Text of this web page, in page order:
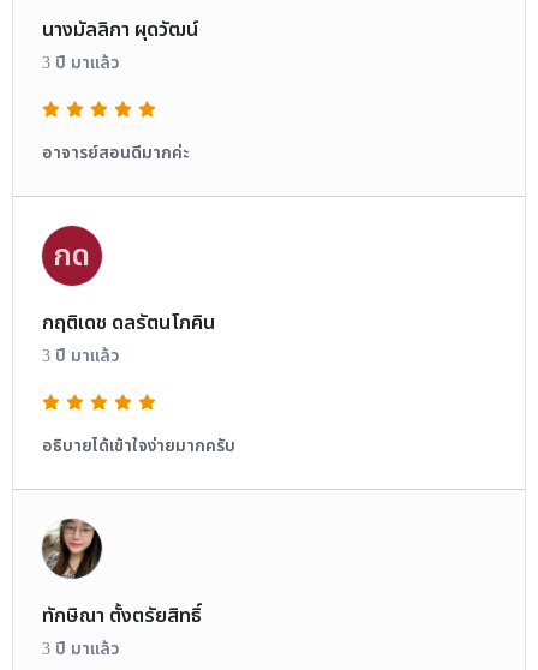
นางมัลลิกา ผุดวัฒน์
3 ปี มาแล้ว
อาจารย์สอนดีมากค่ะ
กด
กฤติเดช ดลรัตนโภคิน
3 ปี มาแล้ว
อธิบายได้เข้าใจง่ายมากครับ
ทักษิณา ตั้งตรัยสิทธิ์
3 ปี มาแล้ว